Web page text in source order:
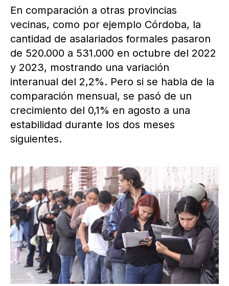
En comparación a otras provincias
vecinas, como por ejemplo Córdoba, la
cantidad de asalariados formales pasaron
de 520.000 a 531.000 en octubre del 2022
y 2023, mostrando una variación
interanual del 2,2%. Pero si se habla de la
comparación mensual, se pasó de un
crecimiento del 0,1% en agosto a una
estabilidad durante los dos meses
siguientes.